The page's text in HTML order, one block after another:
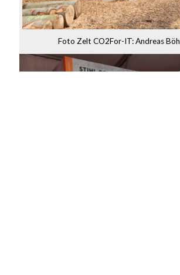
Foto Zelt CO2For-IT: Andreas